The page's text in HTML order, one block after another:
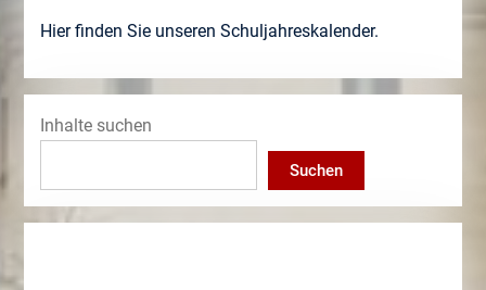
Hier finden Sie unseren Schuljahreskalender.
Inhalte suchen
Suchen